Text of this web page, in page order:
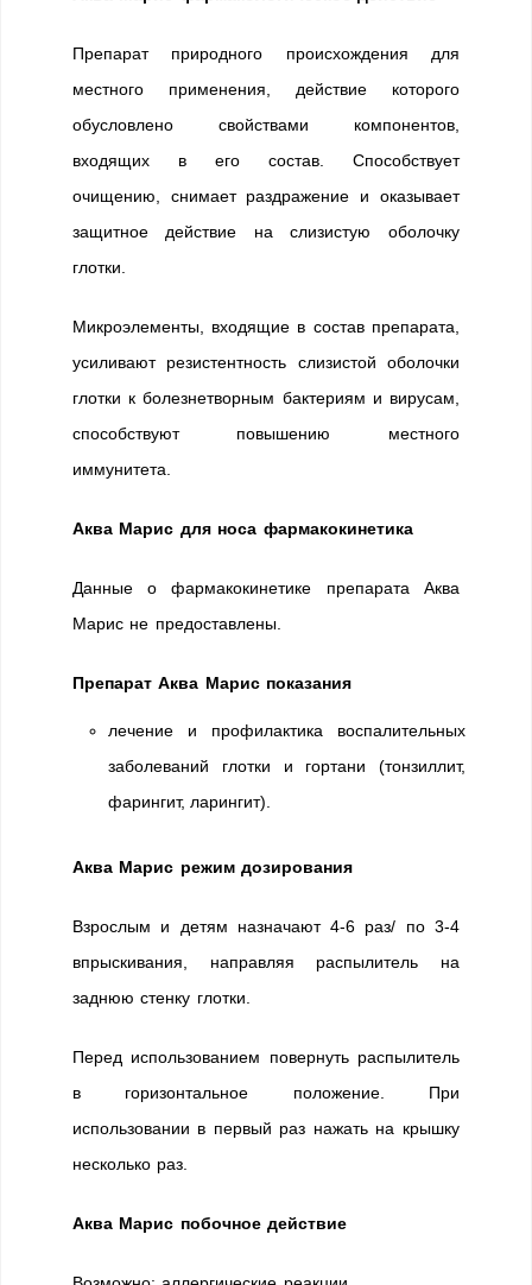
Препарат природного происхождения для
местного применения, действие которого
обусловлено свойствами компонентов,
входящих в его состав. Способствует
очищению, снимает раздражение и оказывает
защитное действие на слизиcтую оболочку
глотки.
Микроэлементы, входящие в состав препарата,
усиливают резистентность слизиcтой оболочки
глотки к болезнетворным бактериям и вирусам,
способствуют повышению местного
иммунитета.
Аква Марис для носа фармакокинетика
Данные о фармакокинетике препарата Аква
Марис не предоставлены.
Препарат Аква Марис показания
лечение и профилактика воспалительных
заболеваний глотки и гортани (тонзиллит,
фарингит, ларингит).
Аква Марис режим дозирования
Взрослым и детям назначают 4-6 раз/ по 3-4
впрыскивания, направляя распылитель на
заднюю стенку глотки.
Перед использованием повернуть распылитель
в горизонтальное положение. При
использовании в первый раз нажать на крышку
несколько раз.
Аква Марис побочное действие